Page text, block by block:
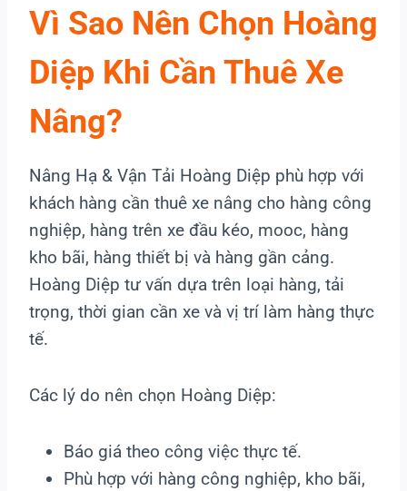
Vì Sao Nên Chọn Hoàng
Diệp Khi Cần Thuê Xe
Nâng?
Nâng Hạ & Vận Tải Hoàng Diệp phù hợp với
khách hàng cần thuê xe nâng cho hàng công
nghiệp, hàng trên xe đầu kéo, mooc, hàng
kho bãi, hàng thiết bị và hàng gần cảng.
Hoàng Diệp tư vấn dựa trên loại hàng, tải
trọng, thời gian cần xe và vị trí làm hàng thực
tế.
Các lý do nên chọn Hoàng Diệp:
Báo giá theo công việc thực tế.
Phù hợp với hàng công nghiệp, kho bãi,